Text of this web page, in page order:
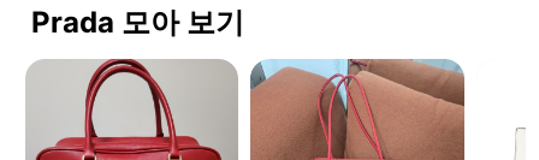
Prada 모아 보기